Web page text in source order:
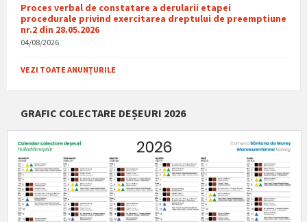
Proces verbal de constatare a derularii etapei
procedurale privind exercitarea dreptului de preemptiune
nr.2 din 28.05.2026
04/08/2026
VEZI TOATE ANUNȚURILE
GRAFIC COLECTARE DEȘEURI 2026